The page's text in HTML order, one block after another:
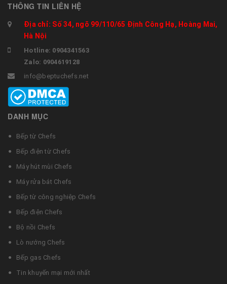
THÔNG TIN LIÊN HỆ
Địa chỉ: Số 34, ngõ 99/110/65 Định Công Hạ, Hoàng Mai,
Hà Nội
Hotline: 0904341563
Zalo: 0904619128
info@beptuchefs.net
DANH MỤC
Bếp từ Chefs
Bếp điện từ Chefs
Máy hút mùi Chefs
Máy rửa bát Chefs
Bếp từ công nghiệp Chefs
Bếp điện Chefs
Bộ nồi Chefs
Lò nướng Chefs
Bếp gas Chefs
Tin khuyến mại mới nhất